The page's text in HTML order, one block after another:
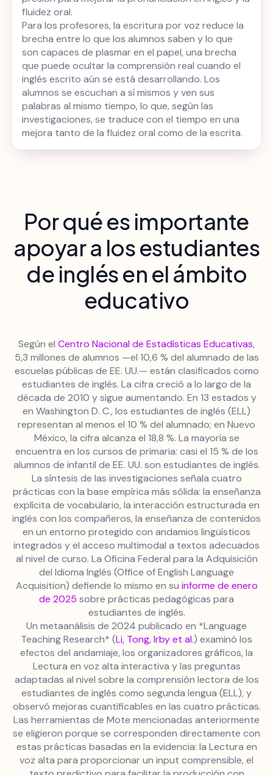
fluidez oral.
Para los profesores, la escritura por voz reduce la
brecha entre lo que los alumnos saben y lo que
son capaces de plasmar en el papel, una brecha
que puede ocultar la comprensión real cuando el
inglés escrito aún se está desarrollando. Los
alumnos se escuchan a sí mismos y ven sus
palabras al mismo tiempo, lo que, según las
investigaciones, se traduce con el tiempo en una
mejora tanto de la fluidez oral como de la escrita.
Por qué es importante
apoyar a los estudiantes
de inglés en el ámbito
educativo
Según el Centro Nacional de Estadísticas Educativas,
5,3 millones de alumnos —el 10,6 % del alumnado de las
escuelas públicas de EE. UU.— están clasificados como
estudiantes de inglés. La cifra creció a lo largo de la
década de 2010 y sigue aumentando. En 13 estados y
en Washington D. C., los estudiantes de inglés (ELL)
representan al menos el 10 % del alumnado; en Nuevo
México, la cifra alcanza el 18,8 %. La mayoría se
encuentra en los cursos de primaria: casi el 15 % de los
alumnos de infantil de EE. UU. son estudiantes de inglés.
La síntesis de las investigaciones señala cuatro
prácticas con la base empírica más sólida: la enseñanza
explícita de vocabulario, la interacción estructurada en
inglés con los compañeros, la enseñanza de contenidos
en un entorno protegido con andamios lingüísticos
integrados y el acceso multimodal a textos adecuados
al nivel de curso. La Oficina Federal para la Adquisición
del Idioma Inglés (Office of English Language
Acquisition) defiende lo mismo en su informe de enero
de 2025 sobre prácticas pedagógicas para
estudiantes de inglés.
Un metaanálisis de 2024 publicado en *Language
Teaching Research* (Li, Tong, Irby et al.) examinó los
efectos del andamiaje, los organizadores gráficos, la
Lectura en voz alta interactiva y las preguntas
adaptadas al nivel sobre la comprensión lectora de los
estudiantes de inglés como segunda lengua (ELL), y
observó mejoras cuantificables en las cuatro prácticas.
Las herramientas de Mote mencionadas anteriormente
se eligieron porque se corresponden directamente con
estas prácticas basadas en la evidencia: la Lectura en
voz alta para proporcionar un input comprensible, el